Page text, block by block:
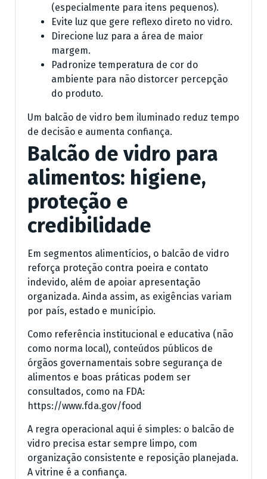
(especialmente para itens pequenos).
Evite luz que gere reflexo direto no vidro.
Direcione luz para a área de maior
margem.
Padronize temperatura de cor do
ambiente para não distorcer percepção
do produto.
Um balcão de vidro bem iluminado reduz tempo
de decisão e aumenta confiança.
Balcão de vidro para
alimentos: higiene,
proteção e
credibilidade
Em segmentos alimentícios, o balcão de vidro
reforça proteção contra poeira e contato
indevido, além de apoiar apresentação
organizada. Ainda assim, as exigências variam
por país, estado e município.
Como referência institucional e educativa (não
como norma local), conteúdos públicos de
órgãos governamentais sobre segurança de
alimentos e boas práticas podem ser
consultados, como na FDA:
https://www.fda.gov/food
A regra operacional aqui é simples: o balcão de
vidro precisa estar sempre limpo, com
organização consistente e reposição planejada.
A vitrine é a confiança.